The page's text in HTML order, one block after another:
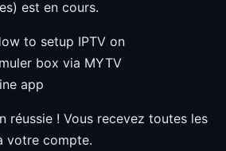
est en cours.
réussie ! Vous recevez toutes les
votre compte.